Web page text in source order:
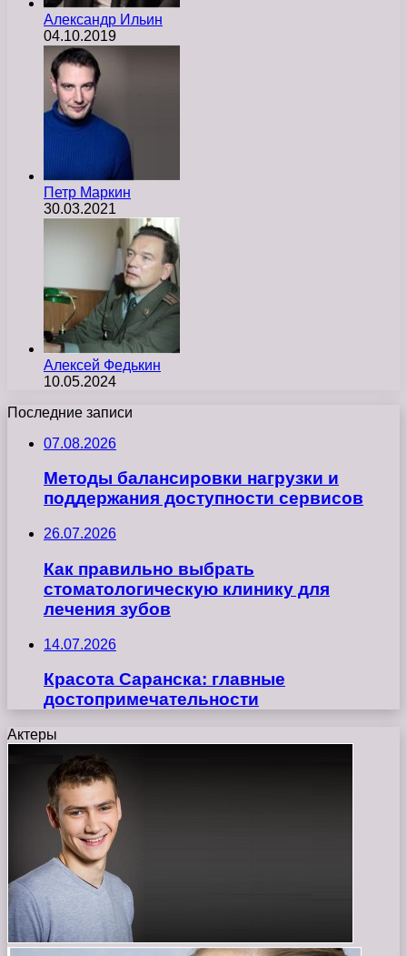
Александр Ильин
04.10.2019
Петр Маркин
30.03.2021
Алексей Федькин
10.05.2024
Последние записи
07.08.2026
Методы балансировки нагрузки и
поддержания доступности сервисов
26.07.2026
Как правильно выбрать
стоматологическую клинику для
лечения зубов
14.07.2026
Красота Саранска: главные
достопримечательности
Актеры